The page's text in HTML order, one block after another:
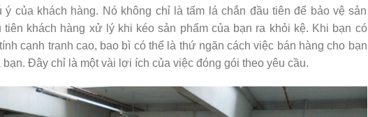
của khách hàng. Nó không chỉ là tấm lá chắn đầu tiên để bảo vệ sản
khách hàng xử lý khi kéo sản phẩm của bạn ra khỏi kệ. Khi bạn có
cạnh tranh cao, bao bì có thể là thứ ngăn cách việc bán hàng cho bạn
Đây chỉ là một vài lợi ích của việc đóng gói theo yêu cầu.